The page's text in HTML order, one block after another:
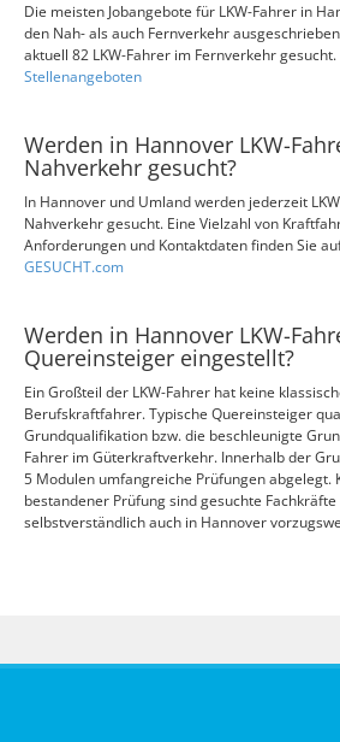
Die meisten Jobangebote für LKW-Fahrer in
den Nah- als auch Fernverkehr
aktuell 82 LKW-Fahrer im Fernverkehr gesucht.
Stellenangeboten
Werden in Hannover LKW-
Nahverkehr gesucht?
In Hannover und Umland werden jederzeit
Nahverkehr gesucht. Eine Vielzahl von
Anforderungen und Kontaktdaten finden Sie
GESUCHT.com
Werden in Hannover LKW-
Quereinsteiger eingestellt?
Ein Großteil der LKW-Fahrer hat keine
Berufskraftfahrer. Typische Quereinsteiger
Grundqualifikation bzw. die beschleunigte
Fahrer im Güterkraftverkehr. Innerhalb der
5 Modulen umfangreiche Prüfungen abgelegt.
bestandener Prüfung sind gesuchte
selbstverständlich auch in Hannover